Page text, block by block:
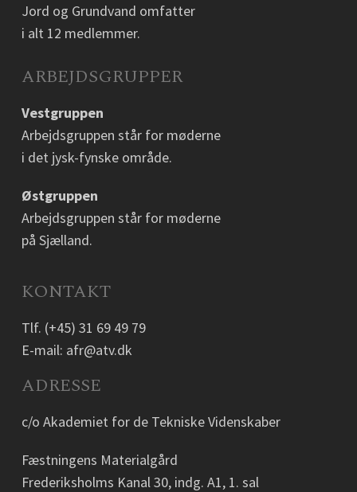
Jord og Grundvand omfatter
i alt 12 medlemmer.
ARBEJDSGRUPPER
Vestgruppen
Arbejdsgruppen står for møderne
i det jysk-fynske område.
Østgruppen
Arbejdsgruppen står for møderne
på Sjælland.
KONTAKT
Tlf. (+45) 31 69 49 79
E-mail: afr@atv.dk
ADRESSE
c/o Akademiet for de Tekniske Videnskaber
Fæstningens Materialgård
Frederiksholms Kanal 30, indg. A1, 1. sal